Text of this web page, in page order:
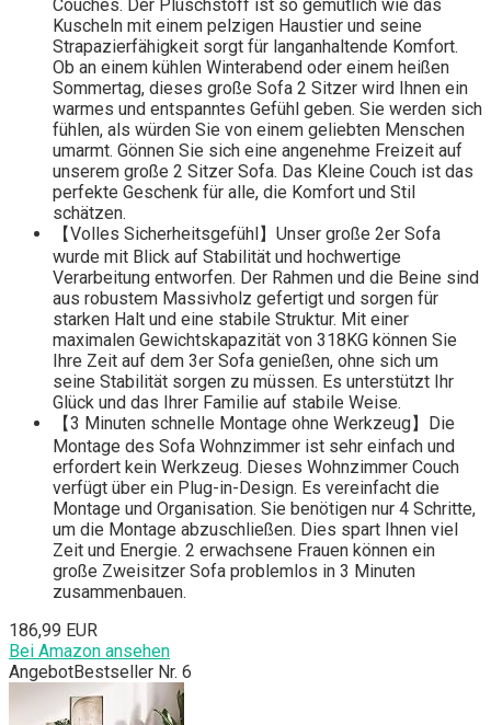
Couches. Der Plüschstoff ist so gemütlich wie das
Kuscheln mit einem pelzigen Haustier und seine
Strapazierfähigkeit sorgt für langanhaltende Komfort.
Ob an einem kühlen Winterabend oder einem heißen
Sommertag, dieses große Sofa 2 Sitzer wird Ihnen ein
warmes und entspanntes Gefühl geben. Sie werden sich
fühlen, als würden Sie von einem geliebten Menschen
umarmt. Gönnen Sie sich eine angenehme Freizeit auf
unserem große 2 Sitzer Sofa. Das Kleine Couch ist das
perfekte Geschenk für alle, die Komfort und Stil
schätzen.
【Volles Sicherheitsgefühl】Unser große 2er Sofa
wurde mit Blick auf Stabilität und hochwertige
Verarbeitung entworfen. Der Rahmen und die Beine sind
aus robustem Massivholz gefertigt und sorgen für
starken Halt und eine stabile Struktur. Mit einer
maximalen Gewichtskapazität von 318KG können Sie
Ihre Zeit auf dem 3er Sofa genießen, ohne sich um
seine Stabilität sorgen zu müssen. Es unterstützt Ihr
Glück und das Ihrer Familie auf stabile Weise.
【3 Minuten schnelle Montage ohne Werkzeug】Die
Montage des Sofa Wohnzimmer ist sehr einfach und
erfordert kein Werkzeug. Dieses Wohnzimmer Couch
verfügt über ein Plug-in-Design. Es vereinfacht die
Montage und Organisation. Sie benötigen nur 4 Schritte,
um die Montage abzuschließen. Dies spart Ihnen viel
Zeit und Energie. 2 erwachsene Frauen können ein
große Zweisitzer Sofa problemlos in 3 Minuten
zusammenbauen.
186,99 EUR
Bei Amazon ansehen
AngebotBestseller Nr. 6